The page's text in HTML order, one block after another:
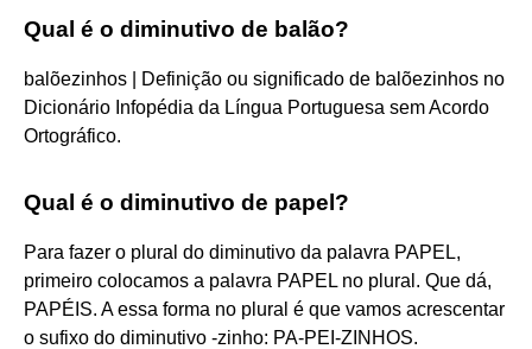
Qual é o diminutivo de balão?
balõezinhos | Definição ou significado de balõezinhos no
Dicionário Infopédia da Língua Portuguesa sem Acordo
Ortográfico.
Qual é o diminutivo de papel?
Para fazer o plural do diminutivo da palavra PAPEL,
primeiro colocamos a palavra PAPEL no plural. Que dá,
PAPÉIS. A essa forma no plural é que vamos acrescentar
o sufixo do diminutivo -zinho: PA-PEI-ZINHOS.